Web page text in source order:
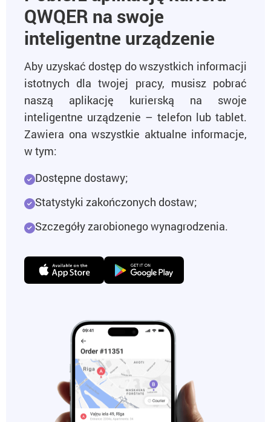
QWQER na swoje
inteligentne urządzenie
Aby uzyskać dostęp do wszystkich informacji
istotnych dla twojej pracy, musisz pobrać
naszą aplikację kurierską na swoje
inteligentne urządzenie – telefon lub tablet.
Zawiera ona wszystkie aktualne informacje,
w tym:
Dostępne dostawy;
Statystyki zakończonych dostaw;
Szczegóły zarobionego wynagrodzenia.